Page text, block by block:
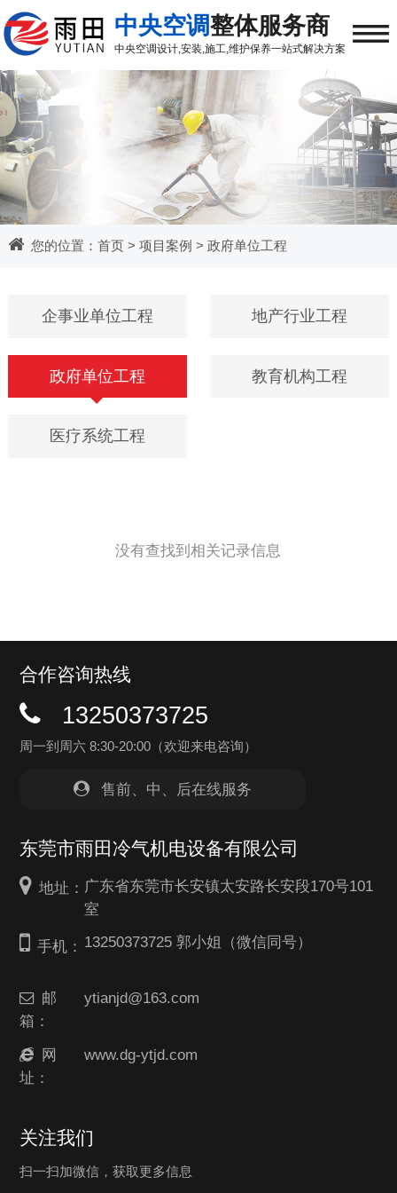
中央空调整体服务商
中央空调设计,安装,施工,维护保养一站式解决方案 ≡
您的位置： 首页> 项目案例 > 政府单位工程
企事业单位工程 地产行业工程
政府单位工程 教育机构工程
医疗系统工程
没有查找到相关记录信息
合作咨询热线
13250373725
周一到周六 8:30-20:00（欢迎来电咨询）
售前、中、后在线服务
东莞市雨田冷气机电设备有限公司
地址： 广东省东莞市长安镇太安路长安段170号101
室
手机： 13250373725 郭小姐（微信同号）
邮
箱：
ytianjd@163.com
网
址：
www.dg-ytjd.com
关注我们
扫一扫加微信，获取更多信息